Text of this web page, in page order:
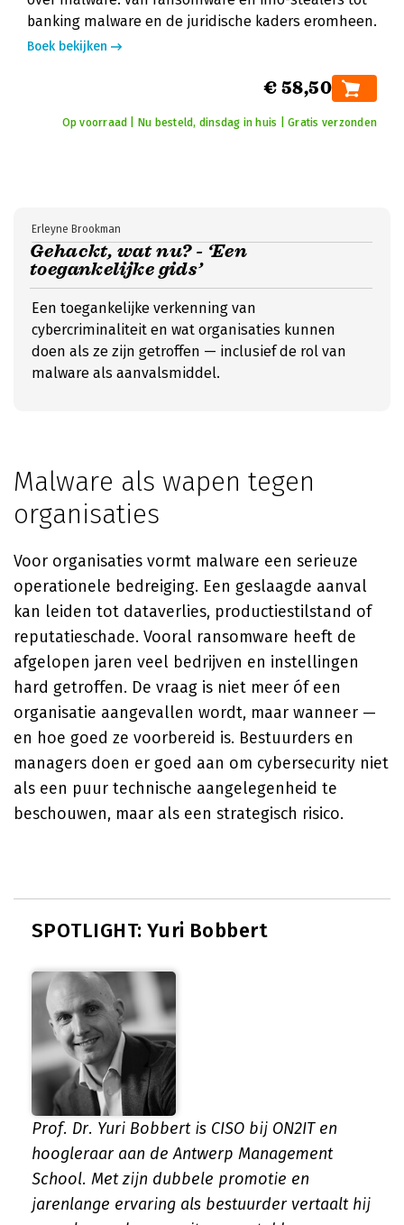
banking malware en de juridische kaders eromheen.
Boek bekijken
€ 58,50
Op voorraad | Nu besteld, dinsdag in huis | Gratis verzonden
Gehackt, wat nu? - ‘Een
toegankelijke gids’
Erleyne Brookman
Een toegankelijke verkenning van
cybercriminaliteit en wat organisaties kunnen
doen als ze zijn getroffen — inclusief de rol van
malware als aanvalsmiddel.
Malware als wapen tegen
organisaties
Voor organisaties vormt malware een serieuze
operationele bedreiging. Een geslaagde aanval
kan leiden tot dataverlies, productiestilstand of
reputatieschade. Vooral ransomware heeft de
afgelopen jaren veel bedrijven en instellingen
hard getroffen. De vraag is niet meer óf een
organisatie aangevallen wordt, maar wanneer —
en hoe goed ze voorbereid is. Bestuurders en
managers doen er goed aan om cybersecurity niet
als een puur technische aangelegenheid te
beschouwen, maar als een strategisch risico.
SPOTLIGHT: Yuri Bobbert
Prof. Dr. Yuri Bobbert is CISO bij ON2IT en
hoogleraar aan de Antwerp Management
School. Met zijn dubbele promotie en
jarenlange ervaring als bestuurder vertaalt hij